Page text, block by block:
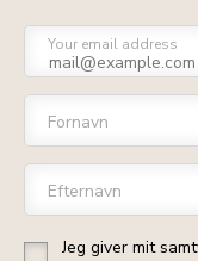
Your email address
Fornavn
Efternavn
Jeg giver mit